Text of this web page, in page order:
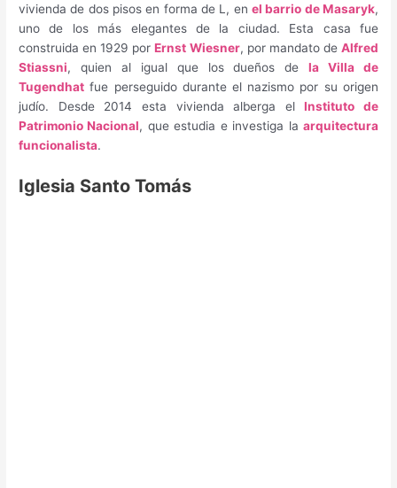
vivienda de dos pisos en forma de L, en el barrio de Masaryk,
uno de los más elegantes de la ciudad. Esta casa fue
construida en 1929 porErnst Wiesner, por mandato de Alfred
Stiassni, quien al igual que los dueños dela Villa de
Tugendhat fue perseguido durante el nazismo por su origen
judío. Desde 2014 esta vivienda alberga elInstituto de
Patrimonio Nacional, que estudia e investiga la arquitectura
funcionalista.
Iglesia Santo Tomás